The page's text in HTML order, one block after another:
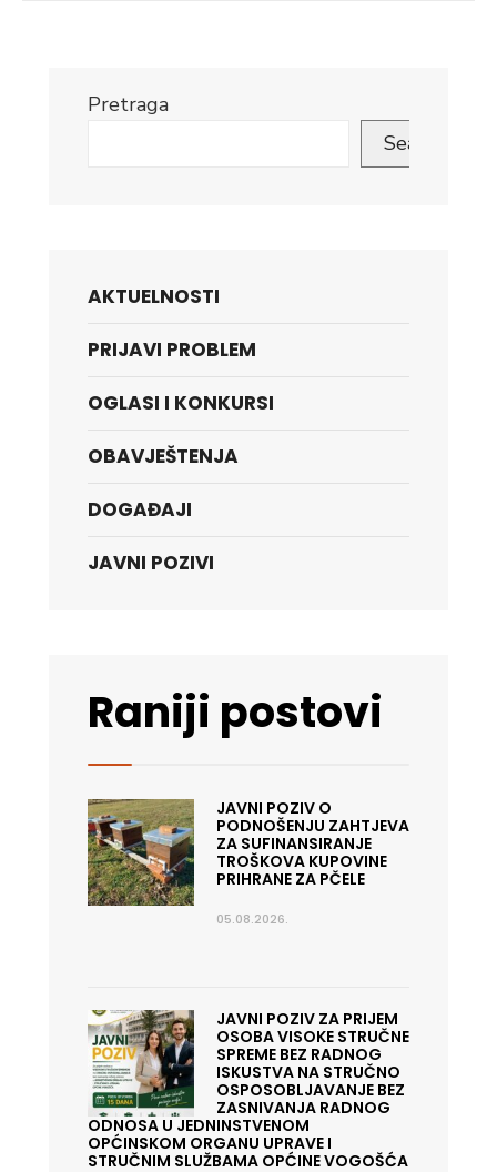
Pretraga
Search
AKTUELNOSTI
PRIJAVI PROBLEM
OGLASI I KONKURSI
OBAVJEŠTENJA
DOGAĐAJI
JAVNI POZIVI
Raniji postovi
JAVNI POZIV O
PODNOŠENJU ZAHTJEVA
ZA SUFINANSIRANJE
TROŠKOVA KUPOVINE
PRIHRANE ZA PČELE
05.08.2026.
JAVNI POZIV ZA PRIJEM
OSOBA VISOKE STRUČNE
SPREME BEZ RADNOG
ISKUSTVA NA STRUČNO
OSPOSOBLJAVANJE BEZ
ZASNIVANJA RADNOG
ODNOSA U JEDNINSTVENOM
OPĆINSKOM ORGANU UPRAVE I
STRUČNIM SLUŽBAMA OPĆINE VOGOŠĆA